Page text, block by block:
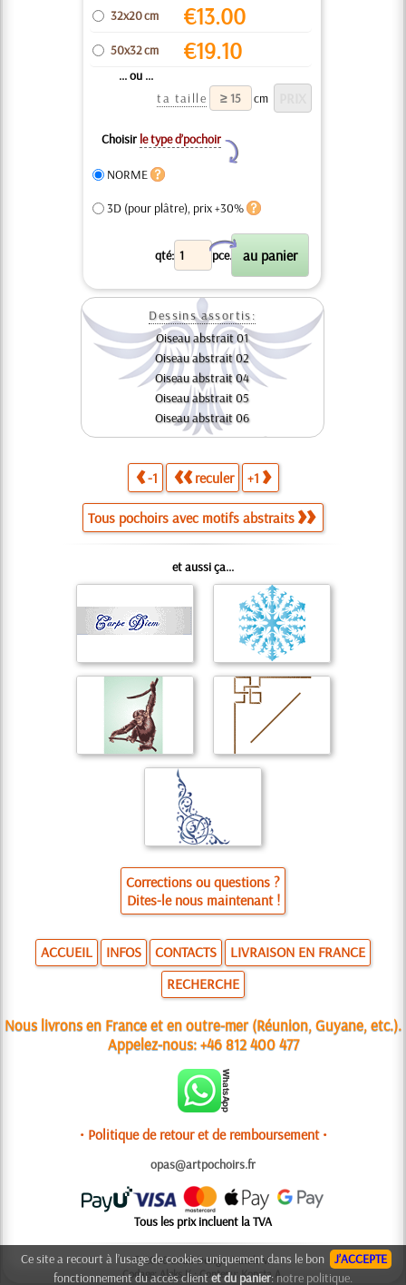
32x20 cm €13.00
50x32 cm €19.10
... ou ...
ta taille
cm
Choisir le type d’pochoir
Y
NORME
3D (pour plâtre), prix +30%
qté: pce.
X
Dessins assortis:
Oiseau abstrait 01
Oiseau abstrait 02
Oiseau abstrait 04
Oiseau abstrait 05
Oiseau abstrait 06
-1 reculer +1
Tous pochoirs avec motifs abstraits
et aussi ça...
Corrections ou questions ?
Dites-le nous maintenant !
ACCUEIL INFOS CONTACTS
LIVRAISON EN FRANCE
RECHERCHE
Nous livrons en France et en outre-mer (Réunion, Guyane, etc.).
Appelez-nous:+46 812 400 477
• Politique de retour et de remboursement •
opas@artpochoirs.fr
Tous les prix incluent la TVA
© 2006-2025 Design: Natali M.
Codage: Aleks K.; Contenu: Konsta A.
J’ACCEPTE
Ce site a recourt à l’usage de cookies uniquement dans le bon
fonctionnement du accès client et du panier: notre politique.